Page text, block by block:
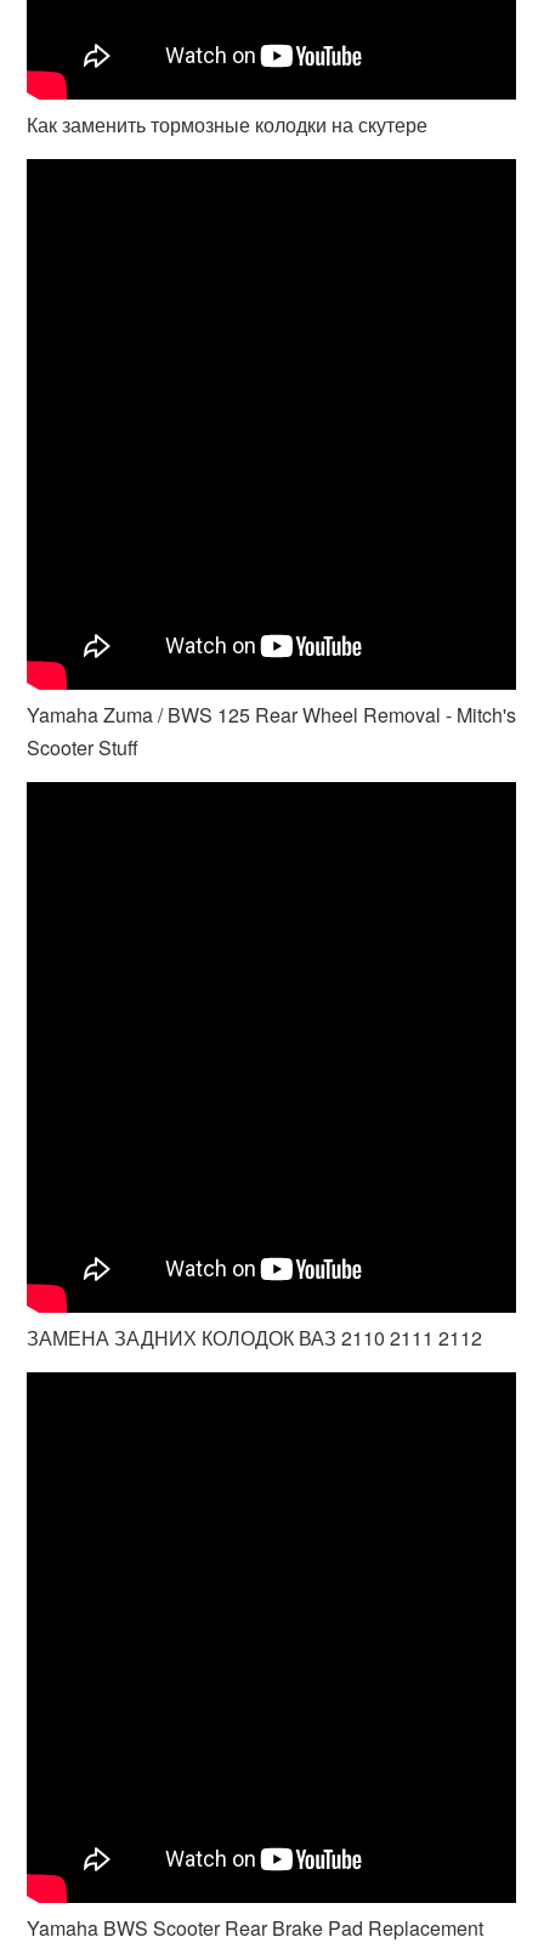
Как заменить тормозные колодки на скутере
Yamaha Zuma / BWS 125 Rear Wheel Removal - Mitch's
Scooter Stuff
ЗАМЕНА ЗАДНИХ КОЛОДОК ВАЗ 2110 2111 2112
Yamaha BWS Scooter Rear Brake Pad Replacement